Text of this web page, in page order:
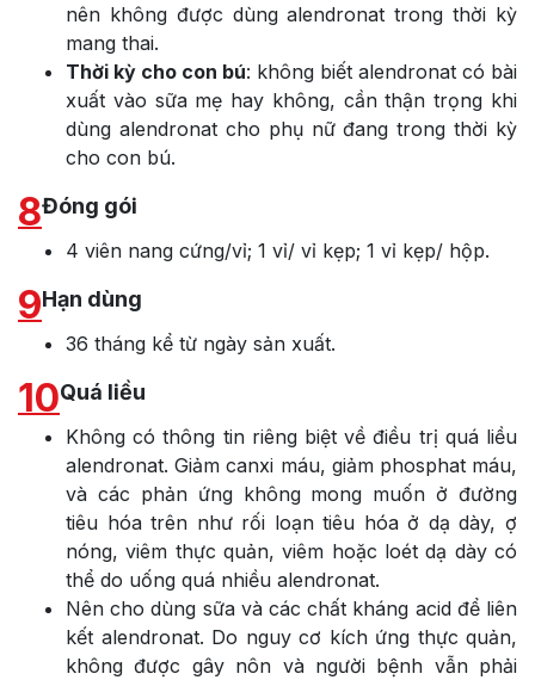
nên không được dùng alendronat trong thời kỳ
mang thai.
Thời kỳ cho con bú: không biết alendronat có bài
xuất vào sữa mẹ hay không, cần thận trọng khi
dùng alendronat cho phụ nữ đang trong thời kỳ
cho con bú.
8Đóng gói
4 viên nang cứng/vỉ; 1 vỉ/ vỉ kẹp; 1 vỉ kẹp/ hộp.
9Hạn dùng
36 tháng kể từ ngày sản xuất.
10Quá liều
Không có thông tin riêng biệt về điều trị quá liều
alendronat. Giảm canxi máu, giảm phosphat máu,
và các phản ứng không mong muốn ở đường
tiêu hóa trên như rối loạn tiêu hóa ở dạ dày, ợ
nóng, viêm thực quản, viêm hoặc loét dạ dày có
thể do uống quá nhiều alendronat.
Nên cho dùng sữa và các chất kháng acid để liên
kết alendronat. Do nguy cơ kích ứng thực quản,
không được gây nôn và người bệnh vẫn phải